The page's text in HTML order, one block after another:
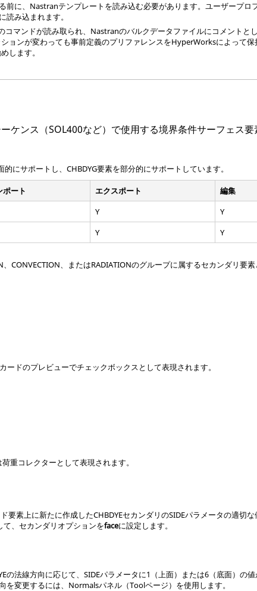
前に、 Nastranテンプレートを読み込む必要があります。ユーザープロ
読み込まれます。
コマンドが読み取られ、 Nastranのバルクデータファイルにコメントと
ョンが変わっても事前定義のプリファレンスをHyperWorksによって
します。
ケンス（SOL400など）で使用する境界条件サーフェス
的にサポートし、CHBDYG要素を部分的にサポートしています。
ポート エクスポート 編集
Y Y
Y Y
CONVECTION、またはRADIATIONのグループに属するセカンダリ要素
ードのプレビューでチェックボックスとして表現されます。
荷重コレクターとして表現されます。
要素上に新たに作成したCHBDYEセカンダリのSIDEパラメータの適切
、セカンダリオプションをfaceに設定します。
の法線方向に応じて、SIDEパラメータに1（上面）または6（底面）の
を変更するには、Normalsパネル（Toolページ）を使用します。